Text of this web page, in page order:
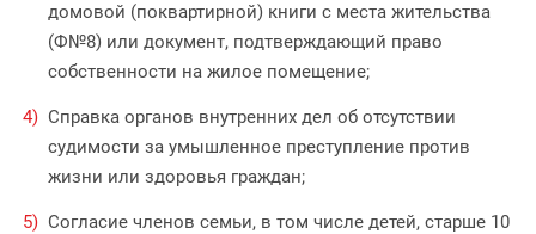
домовой (поквартирной) книги с места жительства
(Ф№8) или документ, подтверждающий право
собственности на жилое помещение;
Справка органов внутренних дел об отсутствии
судимости за умышленное преступление против
жизни или здоровья граждан;
Согласие членов семьи, в том числе детей, старше 10